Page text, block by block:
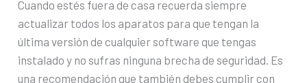
Cuando estés fuera de casa recuerda siempre
actualizar todos los aparatos para que tengan la
última versión de cualquier software que tengas
instalado y no sufras ninguna brecha de seguridad. Es
una recomendación que también debes cumplir con